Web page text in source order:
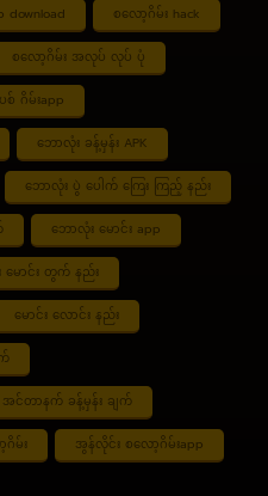
download စလော့ဂိမ်း hack
စလော့ဂိမ်း အလုပ် လုပ် ပုံ
စ် ဂိမ်းapp
ဘောလုံး ခန့်မှန်း APK
ဘောလုံး ပွဲ ပေါက် ကြေး ကြည့် နည်း
ဘောလုံး မောင်း app
မောင်း တွက် နည်း
မောင်း လောင်း နည်း
အင်တာနက် ခန့်မှန်း ချက်
မ်း အွန်လိုင်း စလော့ဂိမ်းapp